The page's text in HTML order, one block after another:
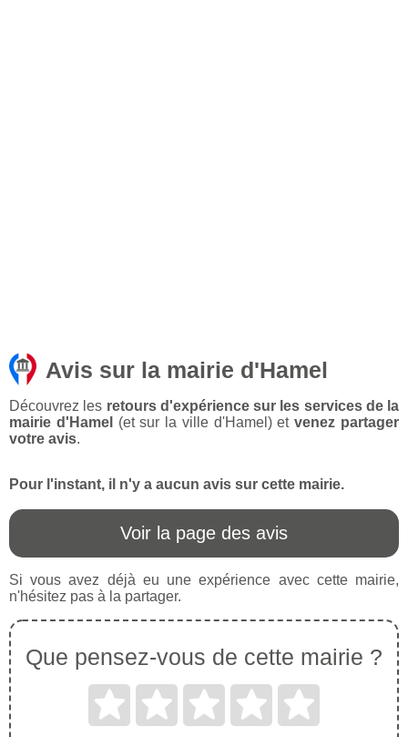
Avis sur la mairie d'Hamel
Découvrez les retours d'expérience sur les services de la
mairie d'Hamel
(et sur la ville d'Hamel) etvenez partager
votre avis.
Pour l'instant, il n'y a aucun avis sur cette mairie.
Voir la page des avis
Si vous avez déjà eu une expérience avec cette mairie,
n'hésitez pas à la partager.
Que pensez-vous de cette mairie ?